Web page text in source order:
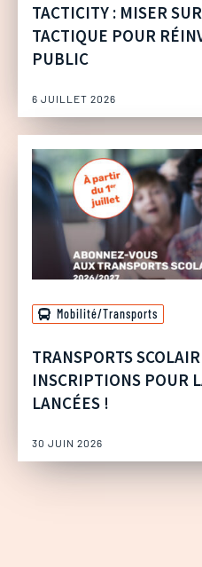
TACTICITY : MISER
TACTIQUE POUR
PUBLIC
6 JUILLET 2026
Mobilité/Transports
TRANSPORTS
INSCRIPTIONS POUR
LANCÉES !
30 JUIN 2026